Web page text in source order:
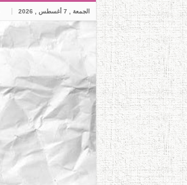
الجمعة , 7 أغسطس , 2026